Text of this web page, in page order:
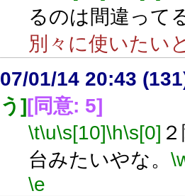
るのは間違って
別々に使いたい
07/01/14 20:43
う][同意: 5]
\t\u\s[10]\h\s[0]
台みたいやな。
\e